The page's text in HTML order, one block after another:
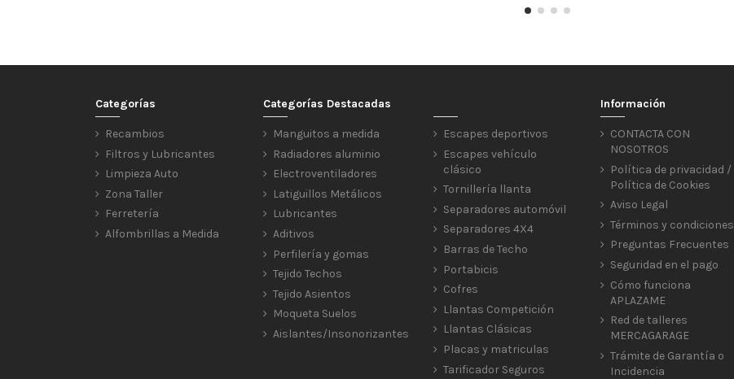
Categorías
Recambios
Filtros y Lubricantes
Limpieza Auto
Zona Taller
Ferretería
Alfombrillas a Medida
Categorías Destacadas
Manguitos a medida
Radiadores aluminio
Electroventiladores
Latiguillos Metálicos
Lubricantes
Aditivos
Perfilería y gomas
Tejido Techos
Tejido Asientos
Moqueta Suelos
Aislantes/Insonorizantes
Escapes deportivos
Escapes vehículo
clásico
Tornillería llanta
Separadores automóvil
Separadores 4X4
Barras de Techo
Portabicis
Cofres
Llantas Competición
Llantas Clásicas
Placas y matriculas
Tarificador Seguros
Información
CONTACTA CON
NOSOTROS
Política de privacidad /
Política de Cookies
Aviso Legal
Términos y condiciones
Preguntas Frecuentes
Seguridad en el pago
Cómo funciona
APLAZAME
Red de talleres
MERCAGARAGE
Trámite de Garantía o
Incidencia